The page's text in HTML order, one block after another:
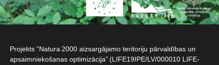
Projekts “Natura 2000 aizsargājamo teritoriju pārvaldības un
apsaimniekošanas optimizācija” (LIFE19IPE/LV/000010 LIFE-